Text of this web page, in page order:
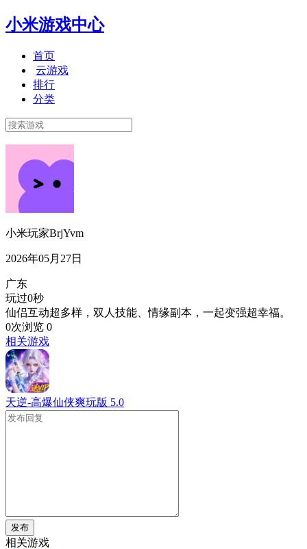
小米游戏中心
首页
云游戏
排行
分类
小米玩家BrjYvm
2026年05月27日
广东
玩过0秒
仙侣互动超多样，双人技能、情缘副本，一起变强超幸福。
0次浏览 0
相关游戏
天逆-高爆仙侠爽玩版 5.0
发布
相关游戏